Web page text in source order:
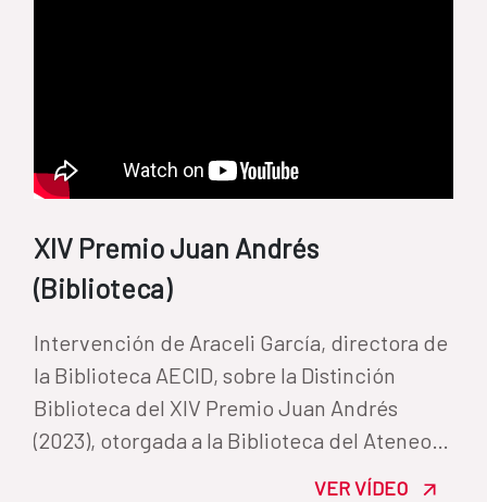
XIV Premio Juan Andrés
(Biblioteca)
Intervención de Araceli García, directora de
la Biblioteca AECID, sobre la Distinción
Biblioteca del XIV Premio Juan Andrés
(2023), otorgada a la Biblioteca del Ateneo
VER VÍDEO